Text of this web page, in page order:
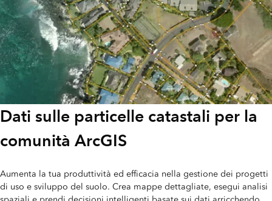
Dati sulle particelle catastali per la
comunità ArcGIS
Aumenta la tua produttività ed efficacia nella gestione dei progetti
di uso e sviluppo del suolo. Crea mappe dettagliate, esegui analisi